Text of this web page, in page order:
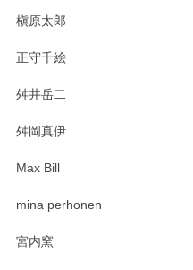
槇原太郎
正守千絵
舛井岳二
舛岡真伊
Max Bill
mina perhonen
宮内窯